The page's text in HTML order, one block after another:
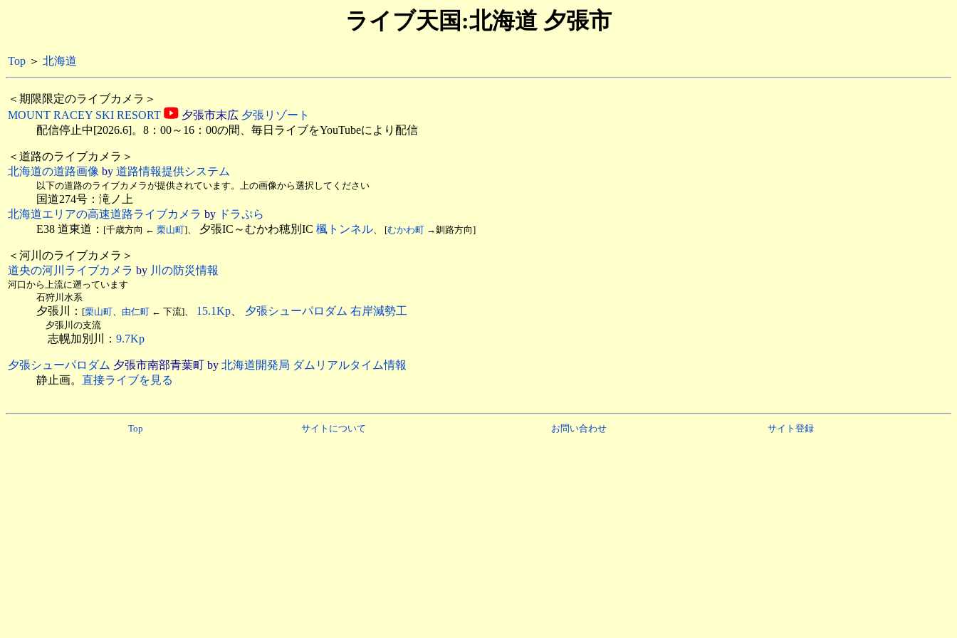
ライブ天国:北海道 夕張市
Top ＞ 北海道
＜期限限定のライブカメラ＞
MOUNT RACEY SKI RESORT
夕張市末広 夕張リゾート
配信停止中[2026.6]。8：00～16：00の間、毎日ライブをYouTubeにより配信
＜道路のライブカメラ＞
北海道の道路画像 by 道路情報提供システム
以下の道路のライブカメラが提供されています。上の画像から選択してください
国道274号：滝ノ上
北海道エリアの高速道路ライブカメラ by ドラぷら
E38 道東道： [千歳方向 ← 栗山町]、 夕張IC～むかわ穂別IC 楓トンネル、 [むかわ町 →釧路方向]
＜河川のライブカメラ＞
道央の河川ライブカメラ by 川の防災情報
河口から上流に遡っています
石狩川水系
夕張川： [栗山町、 由仁町 ← 下流]、 15.1Kp、 夕張シューパロダム 右岸減勢工
夕張川の支流
志幌加別川： 9.7Kp
夕張シューパロダム 夕張市南部青葉町 by 北海道開発局 ダムリアルタイム情報
静止画。 直接ライブを見る
Top サイトについて お問い合わせ サイト登録